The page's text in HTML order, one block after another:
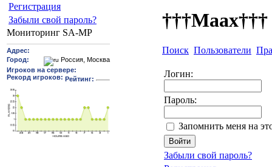
Pегиcтрaция
Забыли свой пароль?
Мониторинг SA-MP
†††Maax†††
Поиск Пользователи
Логин:
Пароль:
Запомнить меня на
Забыли свой пароль?